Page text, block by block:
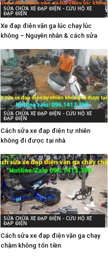
SỬA CHỮA XE ĐẠP ĐIỆN - CỨU HỘ XE
ĐẠP ĐIỆN
Xe đạp điện vặn ga lúc chạy lúc
không – Nguyên nhân & cách sửa
SỬA CHỮA XE ĐẠP ĐIỆN - CỨU HỘ XE
ĐẠP ĐIỆN
Cách sửa xe đạp điện tự nhiên
không đi được tại nhà
SỬA CHỮA XE ĐẠP ĐIỆN - CỨU HỘ XE
ĐẠP ĐIỆN
Cách sửa xe đạp điện vặn ga chạy
chậm không tốn tiền